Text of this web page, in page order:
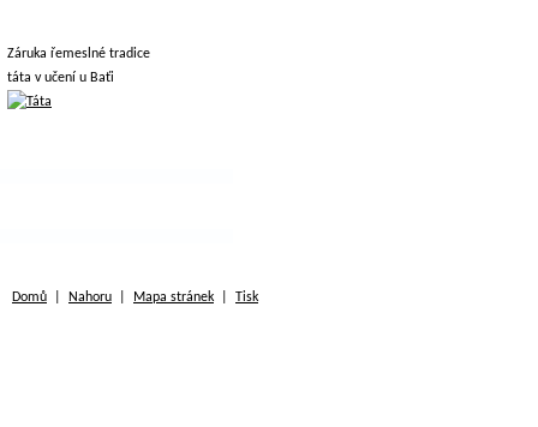
Záruka řemeslné tradice
táta v učení u Baťi
Domů Nahoru Mapa stránek Tisk